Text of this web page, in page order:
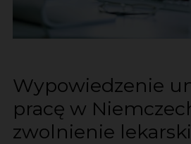
Wypowiedzenie
pracę w
zwolnienie